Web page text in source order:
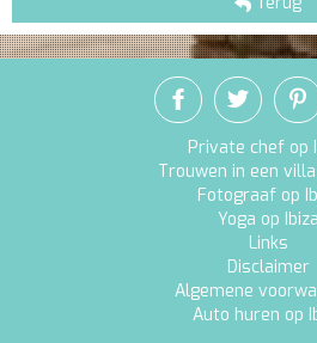
Private chef op
Trouwen in een
Fotograaf op
Yoga op Ibiza
Links
Disclaimer
Algemene
Auto huren op